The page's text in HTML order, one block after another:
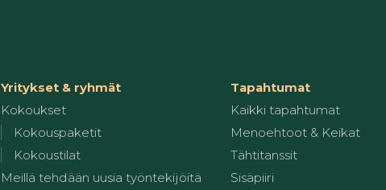
Yritykset & ryhmät
Kokoukset
Kokouspaketit
Kokoustilat
Meillä tehdään uusia työntekijöitä
Tapahtumat
Kaikki tapahtumat
Menoehtoot & Keikat
Tähtitanssit
Sisäpiiri